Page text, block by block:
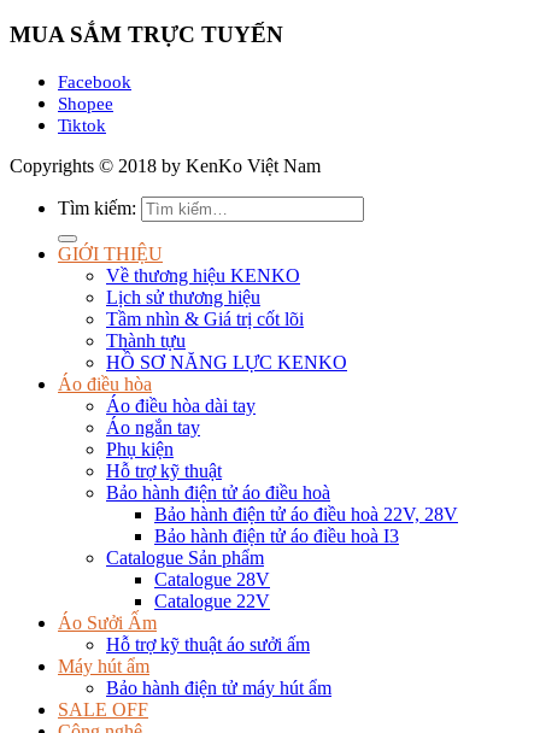
MUA SẮM TRỰC TUYẾN
Facebook
Shopee
Tiktok
Copyrights © 2018 by KenKo Việt Nam
Tìm kiếm:
GIỚI THIỆU
Về thương hiệu KENKO
Lịch sử thương hiệu
Tầm nhìn & Giá trị cốt lõi
Thành tựu
HỒ SƠ NĂNG LỰC KENKO
Áo điều hòa
Áo điều hòa dài tay
Áo ngắn tay
Phụ kiện
Hỗ trợ kỹ thuật
Bảo hành điện tử áo điều hoà
Bảo hành điện tử áo điều hoà 22V, 28V
Bảo hành điện tử áo điều hoà I3
Catalogue Sản phẩm
Catalogue 28V
Catalogue 22V
Áo Sưởi Ấm
Hỗ trợ kỹ thuật áo sưởi ấm
Máy hút ẩm
Bảo hành điện tử máy hút ẩm
SALE OFF